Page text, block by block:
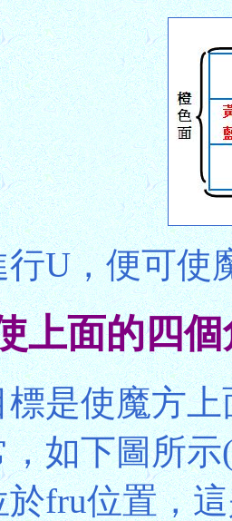
U，便可使
上面的四
是使魔方
如下圖所
fru位置，